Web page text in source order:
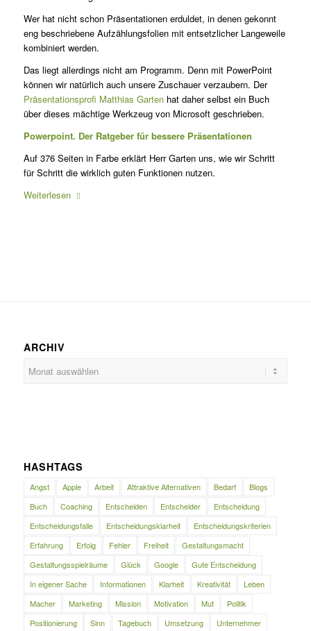
Wer hat nicht schon Präsentationen erduldet, in denen gekonnt
eng be­schriebene Aufzählungsfolien mit ent­setzlicher Langeweile
kombiniert wer­den.
Das liegt allerdings nicht am Programm. Denn mit PowerPoint
können wir natür­lich auch unsere Zuschauer verzaubern. Der
Präsentationsprofi Matthias Gartenhat daher selbst ein Buch
über dieses mächtige Werkzeug von Microsoft geschrieben.
Powerpoint. Der Ratgeber für bessere Präsentationen
Auf 376 Seiten in Farbe erklärt Herr Garten uns, wie wir Schritt
für Schritt die wirklich guten Funktionen nutzen.
Weiterlesen
ARCHIV
HASHTAGS
Angst Apple Arbeit Attraktive Alternativen Bedarf
Blogs
Buch
Coaching Entscheiden Entscheider
Entscheidung
Entscheidungsfalle
Entscheidungsklarheit
Entscheidungskriterien
Erfahrung
Erfolg Fehler Freiheit
Gestaltungsmacht
Gestaltungsspielräume
Glück Google
Gute Entscheidung
In eigener Sache
Informationen Klarheit Kreativität
Leben
Macher
Marketing Mission Motivation Mut
Politik
Positionierung
Sinn Tagebuch Umsetzung Unternehmer